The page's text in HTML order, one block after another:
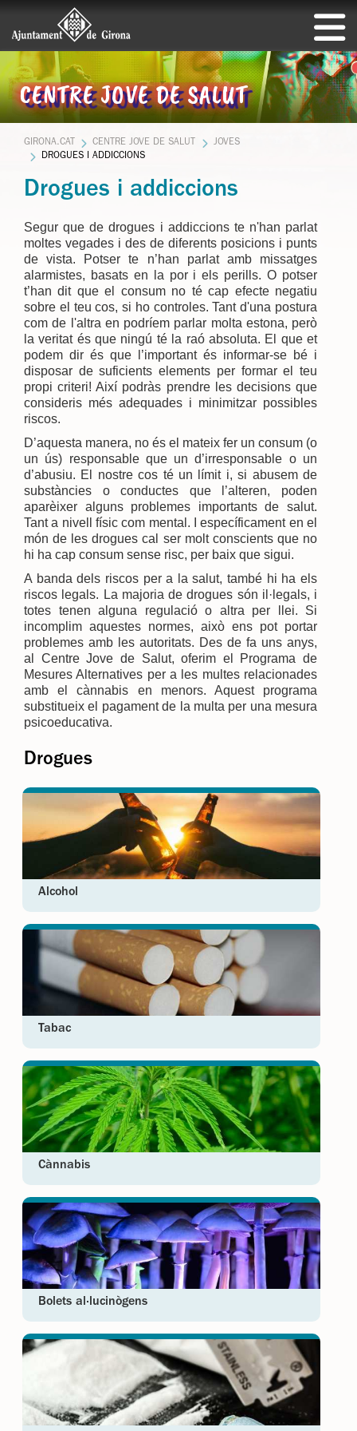
CENTRE JOVE DE SALUT
GIRONA.CAT CENTRE JOVE DE SALUT
JOVES
DROGUES I ADDICCIONS
Drogues i addiccions
Segur que de drogues i addiccions te n'han parlat
moltes vegades i des de diferents posicions i punts
de vista. Potser te n’han parlat amb missatges
alarmistes, basats en la por i els perills. O potser
t’han dit que el consum no té cap efecte negatiu
sobre el teu cos, si ho controles. Tant d'una postura
com de l'altra en podríem parlar molta estona, però
la veritat és que ningú té la raó absoluta. El que et
podem dir és que l’important és informar-se bé i
disposar de suficients elements per formar el teu
propi criteri! Així podràs prendre les decisions que
consideris més adequades i minimitzar possibles
riscos.
D’aquesta manera, no és el mateix fer un consum (o
un ús) responsable que un d’irresponsable o un
d’abusiu. El nostre cos té un límit i, si abusem de
substàncies o conductes que l’alteren, poden
aparèixer alguns problemes importants de salut.
Tant a nivell físic com mental. I específicament en el
món de les drogues cal ser molt conscients que no
hi ha cap consum sense risc, per baix que sigui.
A banda dels riscos per a la salut, també hi ha els
riscos legals. La majoria de drogues són il·legals, i
totes tenen alguna regulació o altra per llei. Si
incomplim aquestes normes, això ens pot portar
problemes amb les autoritats. Des de fa uns anys,
al Centre Jove de Salut, oferim el Programa de
Mesures Alternatives per a les multes relacionades
amb el cànnabis en menors. Aquest programa
substitueix el pagament de la multa per una mesura
psicoeducativa.
Drogues
Alcohol
Tabac
Cànnabis
Bolets al·lucinògens